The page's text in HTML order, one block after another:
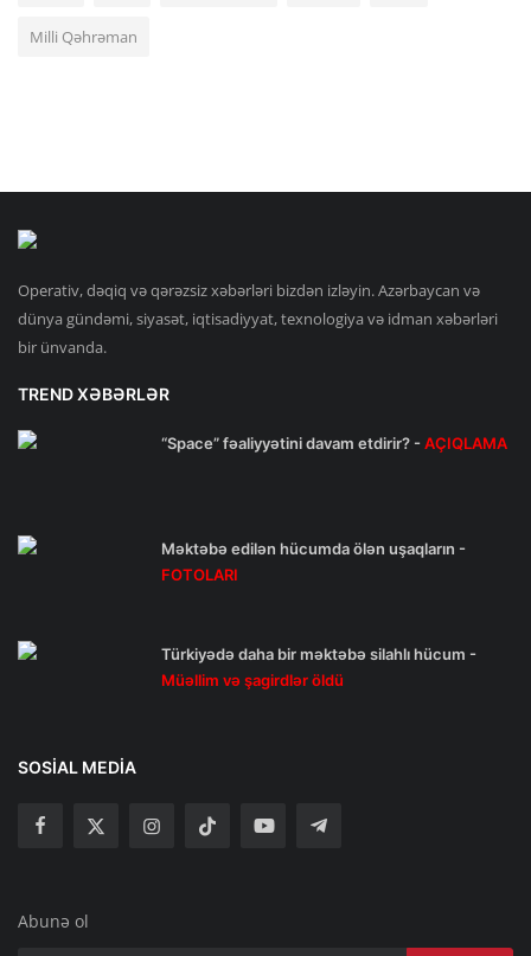
Milli Qəhrəman
Operativ, dəqiq və qərəzsiz xəbərləri bizdən izləyin. Azərbaycan və
dünya gündəmi, siyasət, iqtisadiyyat, texnologiya və idman xəbərləri
bir ünvanda.
TREND XƏBƏRLƏR
“Space” fəaliyyətini davam etdirir? -AÇIQLAMA
Məktəbə edilən hücumda ölən uşaqların -
FOTOLARI
Türkiyədə daha bir məktəbə silahlı hücum -
Müəllim və şagirdlər öldü
SOSIAL MEDIA
Abunə ol